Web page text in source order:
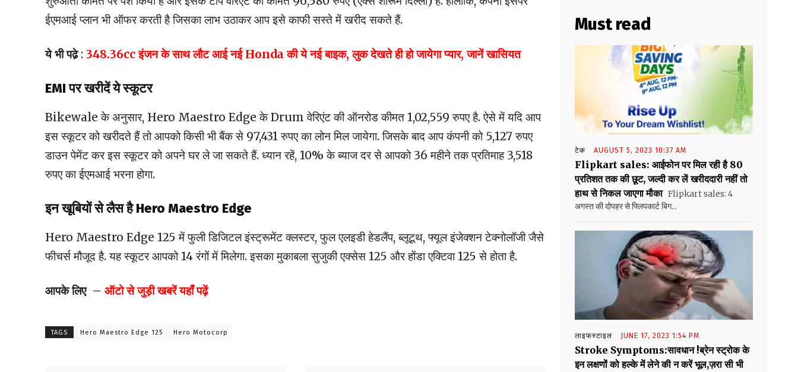
ईएमआई प्लान भी ऑफर करती है जिसका लाभ उठाकर आप इसे काफी सस्ते में खरीद सकते हैं.
ये भी पढे़: 348.36cc इंजन के साथ लौट आई नई Honda की ये नई बाइक, लुक देखते ही हो जायेगा प्यार, जानें खासियत
EMI पर खरीदें ये स्कूटर
Bikewale के अनुसार, Hero Maestro Edge के Drum वेरिएंट की ऑनरोड कीमत 1,02,559 रुपए है. ऐसे में यदि आप
इस स्कूटर को खरीदते हैं तो आपको किसी भी बैंक से 97,431 रुपए का लोन मिल जायेगा. जिसके बाद आप कंपनी को 5,127 रुपए
डाउन पेमेंट कर इस स्कूटर को अपने घर ले जा सकते हैं. ध्यान रहें, 10% के ब्याज दर से आपको 36 महीने तक प्रतिमाह 3,518
रुपए का ईएमआई भरना होगा.
इन खूबियों से लैस है Hero Maestro Edge
Hero Maestro Edge 125 में फुली डिजिटल इंस्ट्रूमेंट क्लस्टर, फुल एलइडी हेडलैंप, ब्लूटूथ, फ्यूल इंजेक्शन टेक्नोलॉजी जैसे
फीचर्स मौजूद है. यह स्कूटर आपको 14 रंगों में मिलेगा. इसका मुकाबला सुजुकी एक्सेस 125 और होंडा एक्टिवा 125 से होता है.
आपके लिए – ऑटो से जुड़ी खबरें यहाँ पढ़ें
TAGS Hero Maestro Edge 125 Hero Motocorp
Must read
टेक AUGUST 5, 2023 10:37 AM
Flipkart sales: आईफोन पर मिल रही है 80
प्रतिशत तक की छूट, जल्दी कर लें खरीददारी नहीं तो
हाथ से निकल जाएगा मौका Flipkart sales: 4
अगस्त की दोपहर से फ्लिपकार्ट बिग...
लाइफस्टाइल JUNE 17, 2023 1:54 PM
Stroke Symptoms:सावधान !ब्रेन स्ट्रोक के
इन लक्षणों को हल्के में लेने की न करें भूल,ज़रा सी भी